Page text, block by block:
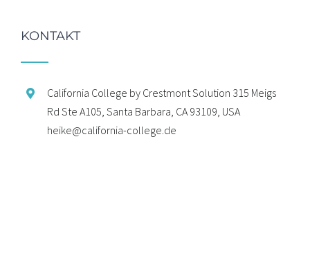
KONTAKT
California College by Crestmont Solution 315 Meigs
Rd Ste A105, Santa Barbara, CA 93109, USA
heike@california-college.de